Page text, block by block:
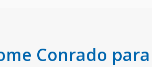
Conrado